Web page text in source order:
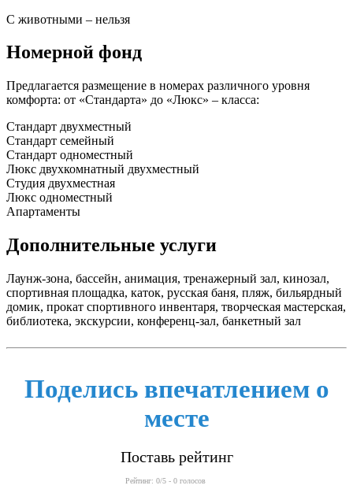
С животными – нельзя
Номерной фонд
Предлагается размещение в номерах различного уровня
комфорта: от «Стандарта» до «Люкс» – класса:
Cтандарт двухместный
Стандарт семейный
Стандарт одноместный
Люкс двухкомнатный двухместный
Студия двухместная
Люкс одноместный
Апартаменты
Дополнительные услуги
Лаунж-зона, бассейн, анимация, тренажерный зал, кинозал,
спортивная площадка, каток, русская баня, пляж, бильярдный
домик, прокат спортивного инвентаря, творческая мастерская,
библиотека, экскурсии, конференц-зал, банкетный зал
Поделись впечатлением о
месте
Поставь рейтинг
Рейтинг: 0/5 - 0 голосов